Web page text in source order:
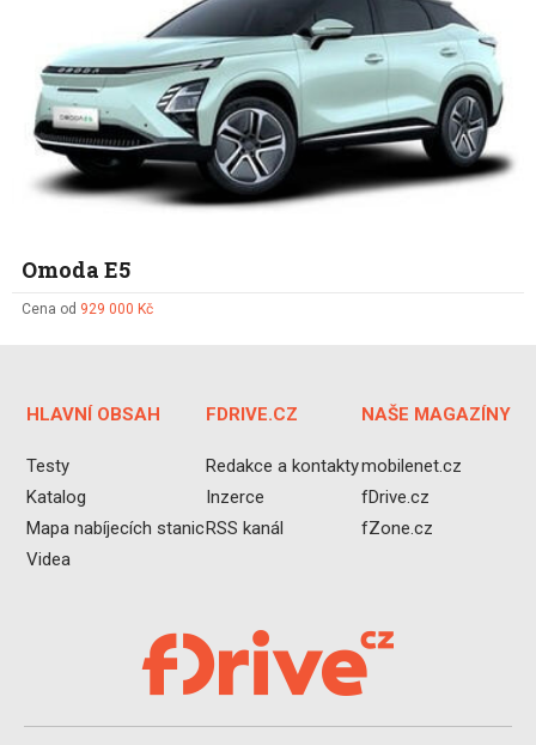
Omoda E5
Cena od 929 000 Kč
HLAVNÍ OBSAH
Testy
Katalog
Mapa nabíjecích stanic
Videa
FDRIVE.CZ
Redakce a kontakty
Inzerce
RSS kanál
NAŠE MAGAZÍNY
mobilenet.cz
fDrive.cz
fZone.cz